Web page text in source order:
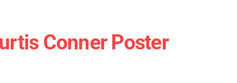
Conner Poster